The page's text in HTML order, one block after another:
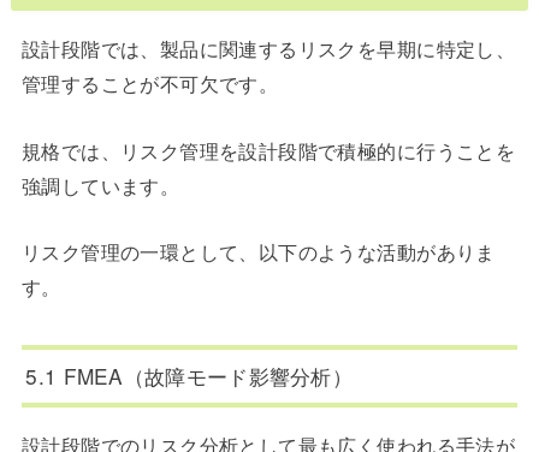
設計段階では、製品に関連するリスクを早期に特定し、
管理することが不可欠です。
規格では、リスク管理を設計段階で積極的に行うことを
強調しています。
リスク管理の一環として、以下のような活動がありま
す。
5.1 FMEA（故障モード影響分析）
設計段階でのリスク分析として最も広く使われる手法が